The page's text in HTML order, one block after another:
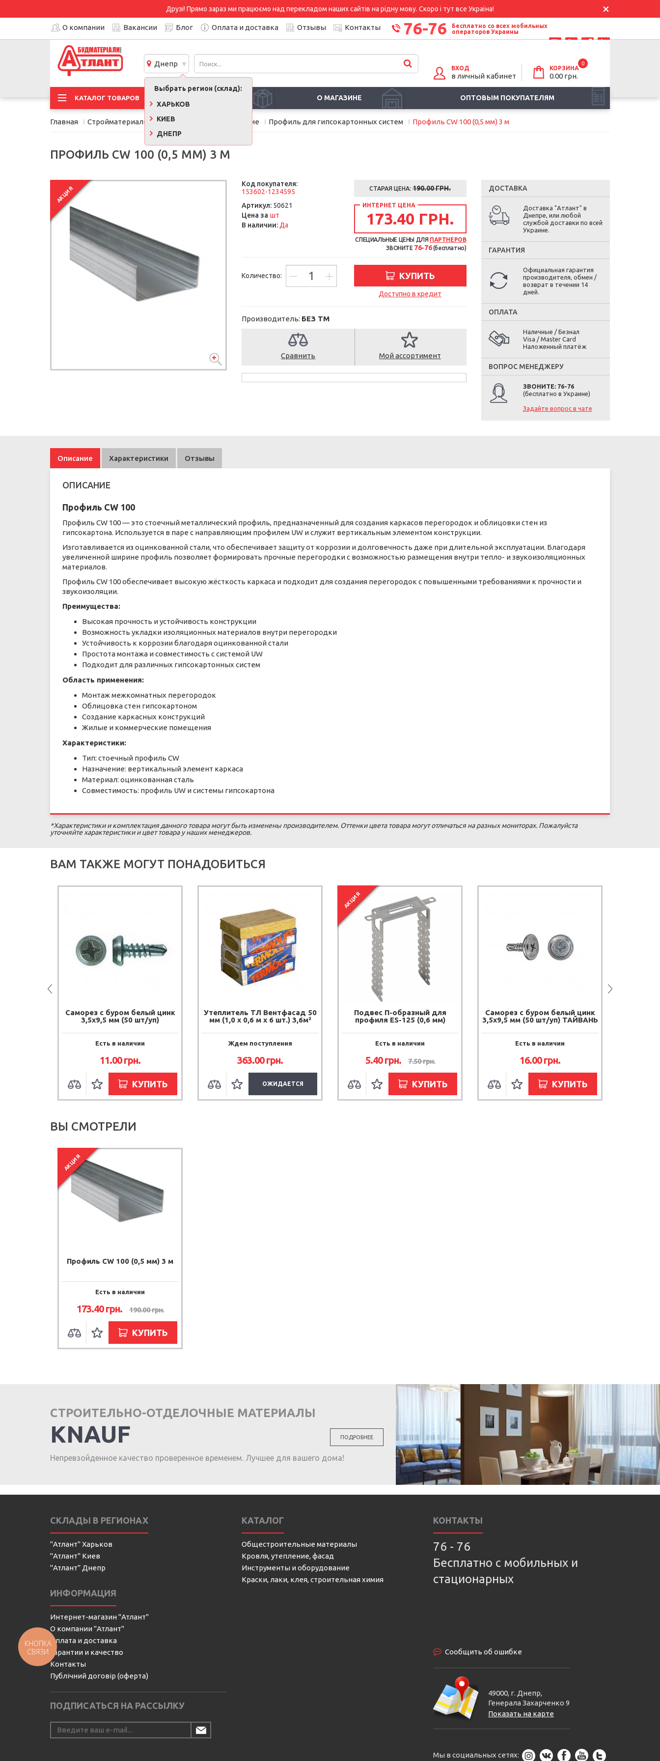
Друзі! Прямо зараз ми працюємо над перекладом наших сайтів на рідну мову. Скоро і тут все Україна!
О компании Вакансии Блог Оплата и доставка Отзывы Контакты 76-76
Бесплатно со всех мобильных
операторов Украины
Днепр
Выбрать регион (склад):
ХАРЬКОВ
КИЕВ
ДНЕПР
ВХОД
в личный кабинет
КОРЗИНА
0
0.00 грн.
КАТАЛОГ ТОВАРОВ О МАГАЗИНЕ ОПТОВЫМ ПОКУПАТЕЛЯМ
Главная Стройматериалы Профиль и комплектующие Профиль для гипсокартонных систем Профиль CW 100 (0,5 мм) 3 м
ПРОФИЛЬ CW 100 (0,5 ММ) 3 М
АКЦИЯ
Код покупателя:
153602-1234595
Артикул: 50621
Цена за шт
В наличии: Да
СТАРАЯ ЦЕНА:190.00ГРН.
ИНТЕРНЕТ ЦЕНА
173.40 ГРН.
СПЕЦИАЛЬНЫЕ ЦЕНЫ ДЛЯ ПАРТНЕРОВ
ЗВОНИТЕ 76-76(бесплатно)
Количество: КУПИТЬ
Доступно в кредит
Производитель: БЕЗ ТМ
Сравнить Мой ассортимент
ДОСТАВКА
Доставка "Атлант" в
Днепре, или любой
службой доставки по всей
Украине.
ГАРАНТИЯ
Официальная гарантия
производителя, обмен /
возврат в течении 14
дней.
ОПЛАТА
Наличные / Безнал
Visa / Master Card
Наложенный платёж
ВОПРОС МЕНЕДЖЕРУ
ЗВОНИТЕ: 76-76
(бесплатно в Украине)
Задайте вопрос в чате
Описание Характеристики Отзывы
ОПИСАНИЕ
Профиль CW 100
Профиль CW 100 — это стоечный металлический профиль, предназначенный для создания каркасов перегородок и облицовки стен из
гипсокартона. Используется в паре с направляющим профилем UW и служит вертикальным элементом конструкции.
Изготавливается из оцинкованной стали, что обеспечивает защиту от коррозии и долговечность даже при длительной эксплуатации. Благодаря
увеличенной ширине профиль позволяет формировать прочные перегородки с возможностью размещения внутри тепло- и звукоизоляционных
материалов.
Профиль CW 100 обеспечивает высокую жёсткость каркаса и подходит для создания перегородок с повышенными требованиями к прочности и
звукоизоляции.
Преимущества:
Высокая прочность и устойчивость конструкции
Возможность укладки изоляционных материалов внутри перегородки
Устойчивость к коррозии благодаря оцинкованной стали
Простота монтажа и совместимость с системой UW
Подходит для различных гипсокартонных систем
Область применения:
Монтаж межкомнатных перегородок
Облицовка стен гипсокартоном
Создание каркасных конструкций
Жилые и коммерческие помещения
Характеристики:
Тип: стоечный профиль CW
Назначение: вертикальный элемент каркаса
Материал: оцинкованная сталь
Совместимость: профиль UW и системы гипсокартона
*Характеристики и комплектация данного товара могут быть изменены производителем. Оттенки цвета товара могут отличаться на разных мониторах. Пожалуйста
уточняйте характеристики и цвет товара у наших менеджеров.
ВАМ ТАКЖЕ МОГУТ ПОНАДОБИТЬСЯ
Саморез с буром белый цинк
3,5х9,5 мм (50 шт/уп)
Есть в наличии
11.00грн.
КУПИТЬ
Утеплитель ТЛ Вентфасад 50
мм (1,0 х 0,6 м х 6 шт.) 3,6м²
Ждем поступления
363.00грн.
ОЖИДАЕТСЯ
АКЦИЯ
Подвес П-образный для
профиля ES-125 (0,6 мм)
Есть в наличии
5.40грн. 7.50грн.
КУПИТЬ
Саморез с буром белый цинк
3,5х9,5 мм (50 шт/уп) ТАЙВАНЬ
Есть в наличии
16.00грн.
КУПИТЬ
ВЫ СМОТРЕЛИ
АКЦИЯ
Профиль CW 100 (0,5 мм) 3 м
Есть в наличии
173.40грн. 190.00грн.
КУПИТЬ
СТРОИТЕЛЬНО-ОТДЕЛОЧНЫЕ МАТЕРИАЛЫ
KNAUF
Непревзойденное качество проверенное временем. Лучшее для вашего дома!
ПОДРОБНЕЕ
СКЛАДЫ В РЕГИОНАХ
"Атлант" Харьков
"Атлант" Киев
"Атлант" Днепр
ИНФОРМАЦИЯ
Интернет-магазин "Атлант"
О компании "Атлант"
Оплата и доставка
Гарантии и качество
Контакты
Публічний договір (оферта)
ПОДПИСАТЬСЯ НА РАССЫЛКУ
КАТАЛОГ
Общестроительные материалы
Кровля, утепление, фасад
Инструменты и оборудование
Краски, лаки, клея, строительная химия
КОНТАКТЫ
76 - 76
Бесплатно с мобильных и
стационарных
Сообщить об ошибке
49000, г. Днепр,
Генерала Захарченко 9
Показать на карте
Мы в социальных сетях:
КНОПКА
СВЯЗИ